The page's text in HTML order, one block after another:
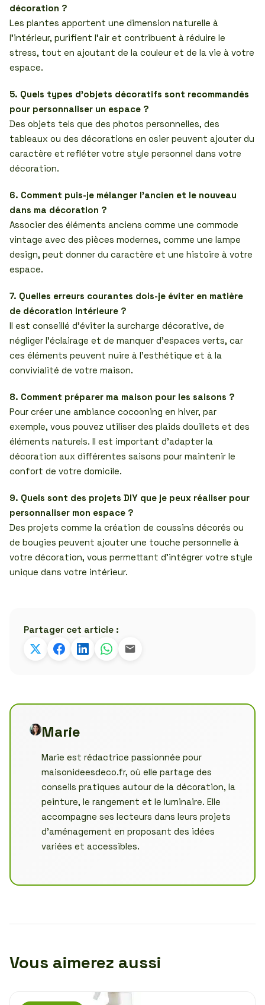
décoration ?
Les plantes apportent une dimension naturelle à
l’intérieur, purifient l’air et contribuent à réduire le
stress, tout en ajoutant de la couleur et de la vie à votre
espace.
5. Quels types d’objets décoratifs sont recommandés
pour personnaliser un espace ?
Des objets tels que des photos personnelles, des
tableaux ou des décorations en osier peuvent ajouter du
caractère et refléter votre style personnel dans votre
décoration.
6. Comment puis-je mélanger l’ancien et le nouveau
dans ma décoration ?
Associer des éléments anciens comme une commode
vintage avec des pièces modernes, comme une lampe
design, peut donner du caractère et une histoire à votre
espace.
7. Quelles erreurs courantes dois-je éviter en matière
de décoration intérieure ?
Il est conseillé d’éviter la surcharge décorative, de
négliger l’éclairage et de manquer d’espaces verts, car
ces éléments peuvent nuire à l’esthétique et à la
convivialité de votre maison.
8. Comment préparer ma maison pour les saisons ?
Pour créer une ambiance cocooning en hiver, par
exemple, vous pouvez utiliser des plaids douillets et des
éléments naturels. Il est important d’adapter la
décoration aux différentes saisons pour maintenir le
confort de votre domicile.
9. Quels sont des projets DIY que je peux réaliser pour
personnaliser mon espace ?
Des projets comme la création de coussins décorés ou
de bougies peuvent ajouter une touche personnelle à
votre décoration, vous permettant d’intégrer votre style
unique dans votre intérieur.
Partager cet article :
Marie
Marie est rédactrice passionnée pour
maisonideesdeco.fr, où elle partage des
conseils pratiques autour de la décoration, la
peinture, le rangement et le luminaire. Elle
accompagne ses lecteurs dans leurs projets
d’aménagement en proposant des idées
variées et accessibles.
Vous aimerez aussi